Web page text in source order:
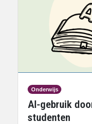
Onderwijs
AI-gebruik
studenten